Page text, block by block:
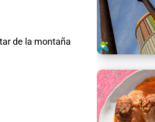
de la montaña